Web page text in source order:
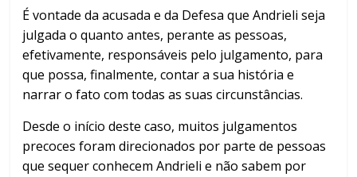
É vontade da acusada e da Defesa que Andrieli seja
julgada o quanto antes, perante as pessoas,
efetivamente, responsáveis pelo julgamento, para
que possa, finalmente, contar a sua história e
narrar o fato com todas as suas circunstâncias.
Desde o início deste caso, muitos julgamentos
precoces foram direcionados por parte de pessoas
que sequer conhecem Andrieli e não sabem por